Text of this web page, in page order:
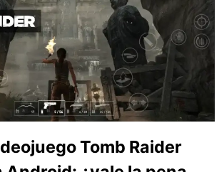
Tomb Raider